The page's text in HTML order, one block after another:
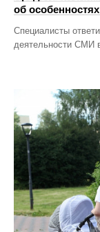
об
Специалисты
деятельности СМИ